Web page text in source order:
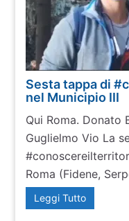
Sesta tappa di
nel Municipio III
Qui Roma. Donato
Guglielmo Vio La
Roma (Fidene,
Leggi Tutto